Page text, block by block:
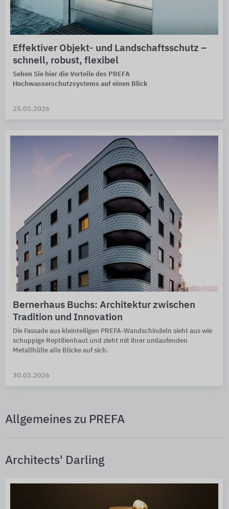
Effektiver Objekt- und Landschaftsschutz –
schnell, robust, flexibel
Sehen Sie hier die Vorteile des PREFA
Hochwasserschutzsystems auf einen Blick
25.05.2026
Bernerhaus Buchs: Architektur zwischen
Tradition und Innovation
Die Fassade aus kleinteiligen PREFA-Wandschindeln sieht aus wie
schuppige Reptilienhaut und zieht mit ihrer umlaufenden
Metallhülle alle Blicke auf sich.
30.03.2026
Allgemeines zu PREFA
Architects' Darling